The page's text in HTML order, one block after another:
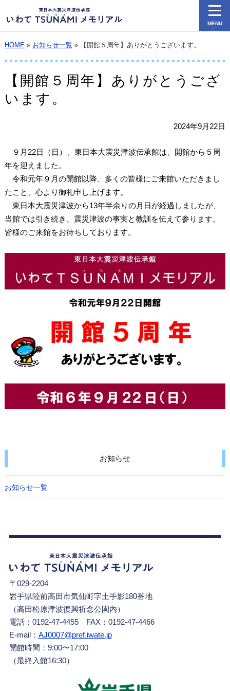
HOME» お知らせ一覧 » 【開館５周年】ありがとうございます。
【開館５周年】ありがとうござ
います。
2024年9月22日
９月22日（日）、東日本大震災津波伝承館は、開館から５周
年を迎えました。
令和元年９月の開館以降、多くの皆様にご来館いただきまし
たこと、心より御礼申し上げます。
東日本大震災津波から13年半余りの月日が経過しましたが、
当館では引き続き、震災津波の事実と教訓を伝えて参ります。
皆様のご来館をお待ちしております。
お知らせ
お知らせ一覧
〒029-2204
岩手県陸前高田市気仙町字土手影180番地
（高田松原津波復興祈念公園内）
電話：0192-47-4455 FAX：0192-47-4466
E-mail： AJ0007@pref.iwate.jp
開館時間：9:00〜17:00
（最終入館16:30）
MENU